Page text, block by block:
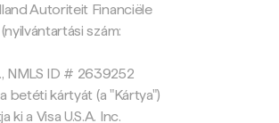
Autoriteit Financiële
szám:
NMLS ID # 2639252
betéti kártyát (a "Kártya")
ki a Visa U.S.A. Inc.